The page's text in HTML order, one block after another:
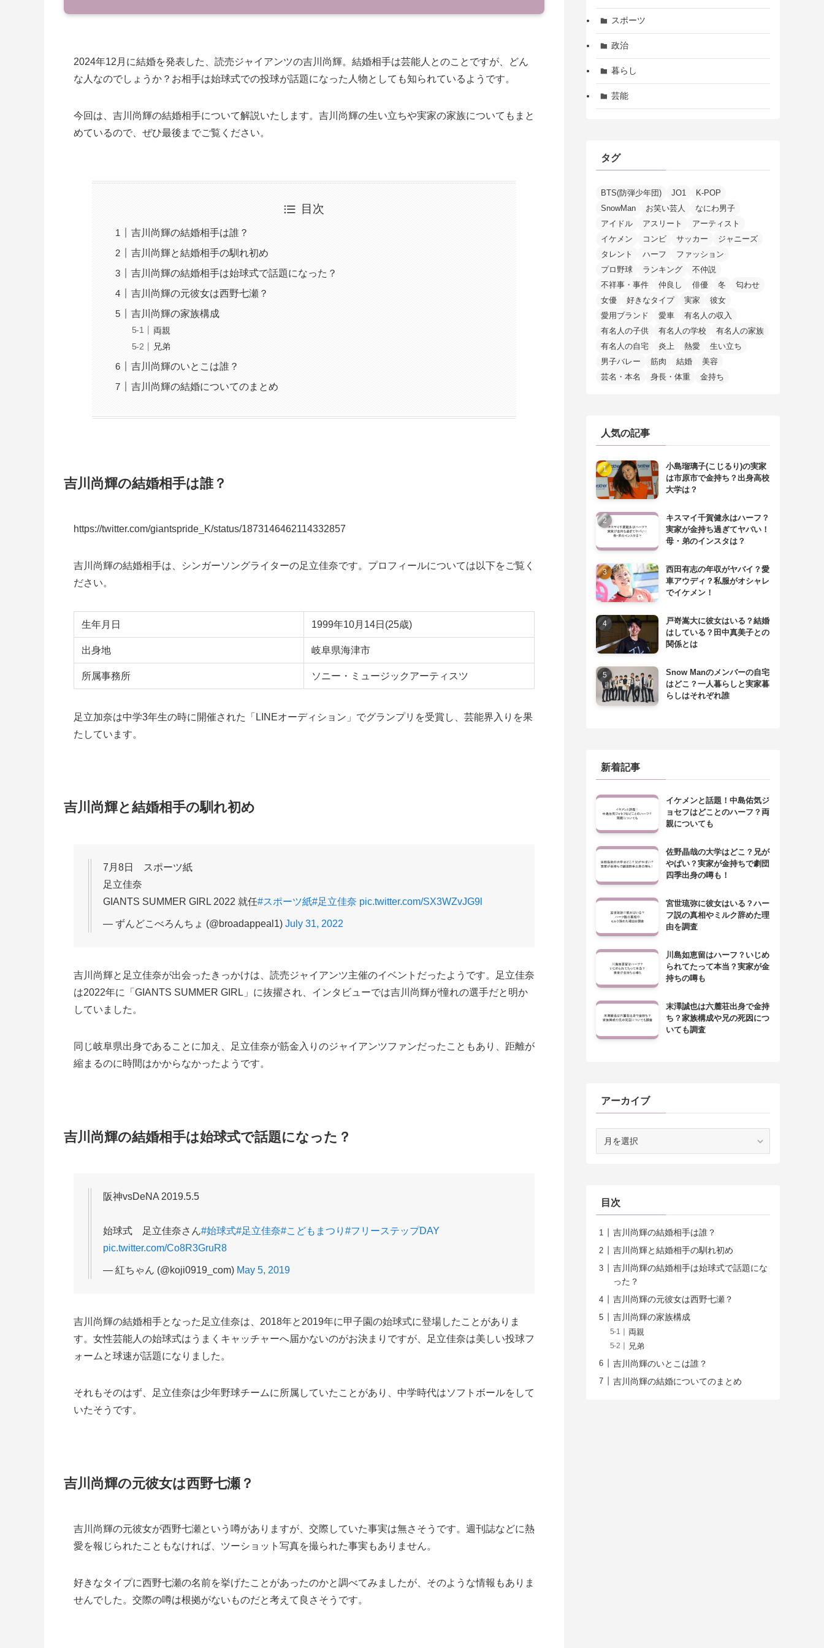
2024年12月に結婚を発表した、読売ジャイアンツの吉川尚輝。結婚相手は芸能人とのことですが、どん
な人なのでしょうか？お相手は始球式での投球が話題になった人物としても知られているようです。
今回は、吉川尚輝の結婚相手について解説いたします。吉川尚輝の生い立ちや実家の家族についてもまと
めているので、ぜひ最後までご覧ください。
目次
吉川尚輝の結婚相手は誰？
吉川尚輝と結婚相手の馴れ初め
吉川尚輝の結婚相手は始球式で話題になった？
吉川尚輝の元彼女は西野七瀬？
吉川尚輝の家族構成
両親
兄弟
吉川尚輝のいとこは誰？
吉川尚輝の結婚についてのまとめ
吉川尚輝の結婚相手は誰？
https://twitter.com/giantspride_K/status/1873146462114332857
吉川尚輝の結婚相手は、シンガーソングライターの足立佳奈です。プロフィールについては以下をご覧く
ださい。
生年月日 1999年10月14日(25歳)
出身地 岐阜県海津市
所属事務所 ソニー・ミュージックアーティスツ
足立加奈は中学3年生の時に開催された「LINEオーディション」でグランプリを受賞し、芸能界入りを果
たしています。
吉川尚輝と結婚相手の馴れ初め
7月8日 スポーツ紙
足立佳奈
GIANTS SUMMER GIRL 2022 就任#スポーツ紙#足立佳奈 pic.twitter.com/SX3WZvJG9l
— ずんどこべろんちょ (@broadappeal1) July 31, 2022
吉川尚輝と足立佳奈が出会ったきっかけは、読売ジャイアンツ主催のイベントだったようです。足立佳奈
は2022年に「GIANTS SUMMER GIRL」に抜擢され、インタビューでは吉川尚輝が憧れの選手だと明か
していました。
同じ岐阜県出身であることに加え、足立佳奈が筋金入りのジャイアンツファンだったこともあり、距離が
縮まるのに時間はかからなかったようです。
吉川尚輝の結婚相手は始球式で話題になった？
阪神vsDeNA 2019.5.5
始球式 足立佳奈さん#始球式#足立佳奈#こどもまつり #フリーステップDAY
pic.twitter.com/Co8R3GruR8
— 紅ちゃん (@koji0919_com) May 5, 2019
吉川尚輝の結婚相手となった足立佳奈は、2018年と2019年に甲子園の始球式に登場したことがありま
す。女性芸能人の始球式はうまくキャッチャーへ届かないのがお決まりですが、足立佳奈は美しい投球フ
ォームと球速が話題になりました。
それもそのはず、足立佳奈は少年野球チームに所属していたことがあり、中学時代はソフトボールをして
いたそうです。
吉川尚輝の元彼女は西野七瀬？
吉川尚輝の元彼女が西野七瀬という噂がありますが、交際していた事実は無さそうです。週刊誌などに熱
愛を報じられたこともなければ、ツーショット写真を撮られた事実もありません。
好きなタイプに西野七瀬の名前を挙げたことがあったのかと調べてみましたが、そのような情報もありま
せんでした。交際の噂は根拠がないものだと考えて良さそうです。
スポーツ
政治
暮らし
芸能
タグ
BTS(防弾少年団) JO1
K-POP
SnowMan
お笑い芸人
なにわ男子
アイドル
アスリート
アーティスト
イケメン
コンビ サッカー
ジャニーズ
タレント
ハーフ
ファッション
プロ野球
ランキング
不仲説
不祥事・事件
仲良し 俳優 冬
匂わせ
女優
好きなタイプ 実家
彼女
愛用ブランド
愛車
有名人の収入
有名人の子供
有名人の学校
有名人の家族
有名人の自宅
炎上 熱愛
生い立ち
男子バレー
筋肉 結婚
美容
芸名・本名
身長・体重 金持ち
人気の記事
小島瑠璃子(こじるり)の実家
は市原市で金持ち？出身高校
大学は？
キスマイ千賀健永はハーフ？
実家が金持ち過ぎてヤバい！
母・弟のインスタは？
西田有志の年収がヤバイ？愛
車アウディ？私服がオシャレ
でイケメン！
戸嵜嵩大に彼女はいる？結婚
はしている？田中真美子との
関係とは
Snow Manのメンバーの自宅
はどこ？一人暮らしと実家暮
らしはそれぞれ誰
新着記事
イケメンと話題！中島佑気ジ
ョセフはどことのハーフ？両
親についても
佐野晶哉の大学はどこ？兄が
やばい？実家が金持ちで劇団
四季出身の噂も！
宮世琉弥に彼女はいる？ハー
フ説の真相やミルク辞めた理
由を調査
川島如恵留はハーフ？いじめ
られてたって本当？実家が金
持ちの噂も
末澤誠也は六麓荘出身で金持
ち？家族構成や兄の死因につ
いても調査
アーカイブ
目次
吉川尚輝の結婚相手は誰？
吉川尚輝と結婚相手の馴れ初め
吉川尚輝の結婚相手は始球式で話題にな
った？
吉川尚輝の元彼女は西野七瀬？
吉川尚輝の家族構成
両親
兄弟
吉川尚輝のいとこは誰？
吉川尚輝の結婚についてのまとめ